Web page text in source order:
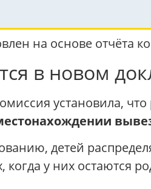
на основе
в новом
установила, что
детей
когда у них остаются